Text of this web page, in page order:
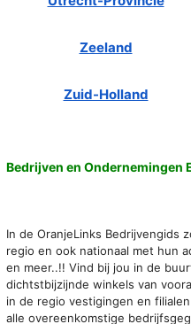
Zeeland
Zuid-Holland
Bedrijven en Ondernemingen
In de OranjeLinks Bedrijvengids
regio en ook nationaal met hun
en meer..!! Vind bij jou in de
dichtstbijzijnde winkels van
in de regio vestigingen en
alle overeenkomstige